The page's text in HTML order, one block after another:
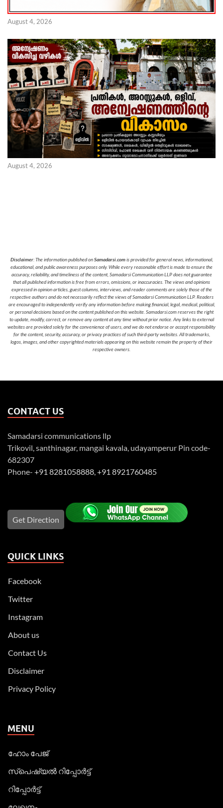
August 4, 2026
August 4, 2026
Disclaimer: The information published onSamadarsi.comis provided for general news, informational,
educational, and public awareness purposes only. While every reasonable effort is made to ensure the
accuracy, reliability, and timeliness of the content, Samadarsi Communication LLP does not guarantee
that all published information is free from errors, omissions, or inaccuracies. The views and opinions
expressed in opinion articles, guest columns, interviews, and reader comments are solely those of the
respective authors and do not necessarily reflect the views of Samadarsi Communication LLP. Readers
are encouraged to independently verify any information before making financial, legal, medical, political,
or personal decisions based on the content published on this website. Samadarsi.com reserves the right
to update, modify, correct, or remove any content at any time without prior notice. Any links to external
websites are provided solely for the convenience of users, and we do not endorse or accept responsibility
for the content, security, accuracy, or privacy practices of such third-party websites. All trademarks,
logos, images, and other copyrighted materials appearing on this website remain the property of their
respective owners.
CONTACT US
Samadarsi communications llp
Trikovil, santhinagar, mangai kavala, udayamperur Pin code-
682307
Phone- +91 8281058888 +91 8921760485
Get Direction
QUICK LINKS
Facebook
Twitter
Instagram
About us
Contact Us
Disclaimer
Privacy Policy
MENU
ഹോം പേജ്
സ്പെഷ്യൽ റിപ്പോര്‍ട്ട്
റിപ്പോര്‍ട്ട്